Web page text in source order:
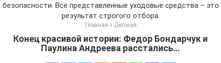
безопасности. Все представленные уходовые средства – это
результат строгого отбора.
Главная » Детская
Конец красивой истории: Федор Бондарчук и
Паулина Андреева расстались…